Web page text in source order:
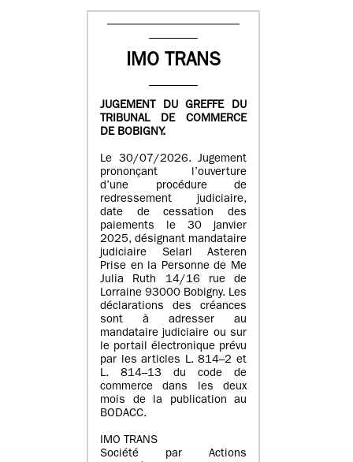
IMO TRANS
JUGEMENT DU GREFFE DU
TRIBUNAL DE COMMERCE
DE BOBIGNY.
Le 30/07/2026. Jugement
prononçant l’ouverture
d’une procédure de
redressement judiciaire,
date de cessation des
paiements le 30 janvier
2025, désignant mandataire
judiciaire Selarl Asteren
Prise en la Personne de Me
Julia Ruth 14/16 rue de
Lorraine 93000 Bobigny. Les
déclarations des créances
sont à adresser au
mandataire judiciaire ou sur
le portail électronique prévu
par les articles L. 814–2 et
L. 814–13 du code de
commerce dans les deux
mois de la publication au
BODACC.
IMO TRANS
Société par Actions